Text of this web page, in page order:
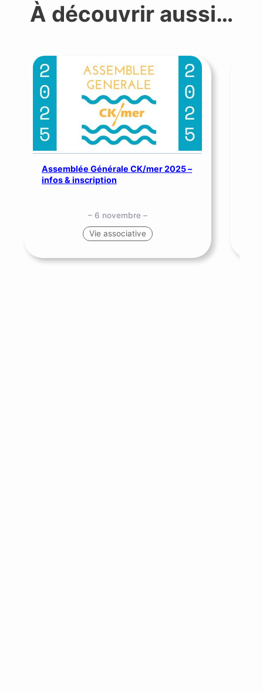
À découvrir aussi…
Assemblée Générale CK/mer 2025 –
infos & inscription
– 6 novembre –
Vie associative